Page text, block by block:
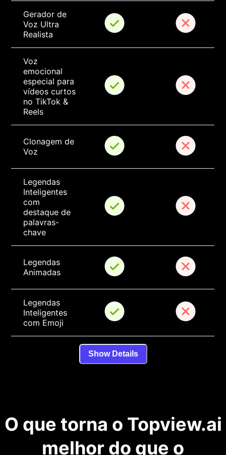
Gerador de
Voz Ultra
Realista
Voz
emocional
especial para
vídeos curtos
no TikTok &
Reels
Clonagem de
Voz
Legendas
Inteligentes
com
destaque de
palavras-
chave
Legendas
Animadas
Legendas
Inteligentes
com Emoji
Show Details
O que torna o Topview.ai
melhor do que o